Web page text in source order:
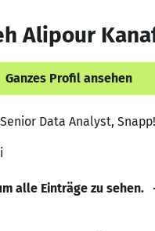
Alipour
Ganzes Profil ansehen
Data Analyst,
alle Einträge zu sehen.